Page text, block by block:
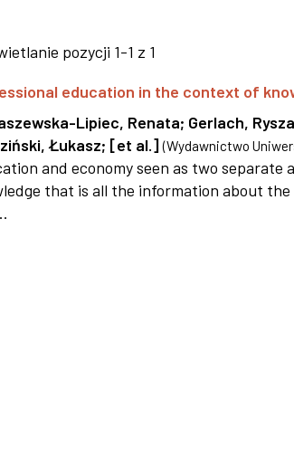
pozycji 1-1 z 1
education in the context of
Lipiec, Renata; Gerlach,
Łukasz; [et al.] (Wydawnictwo
and economy seen as two
that is all the information about